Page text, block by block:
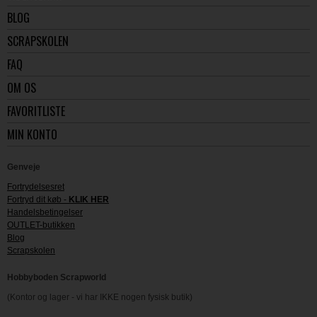
BLOG
SCRAPSKOLEN
FAQ
OM OS
FAVORITLISTE
MIN KONTO
Genveje
Fortrydelsesret
Fortryd dit køb - KLIK HER
Handelsbetingelser
OUTLET-butikken
Blog
Scrapskolen
Hobbyboden Scrapworld
(Kontor og lager - vi har IKKE nogen fysisk butik)